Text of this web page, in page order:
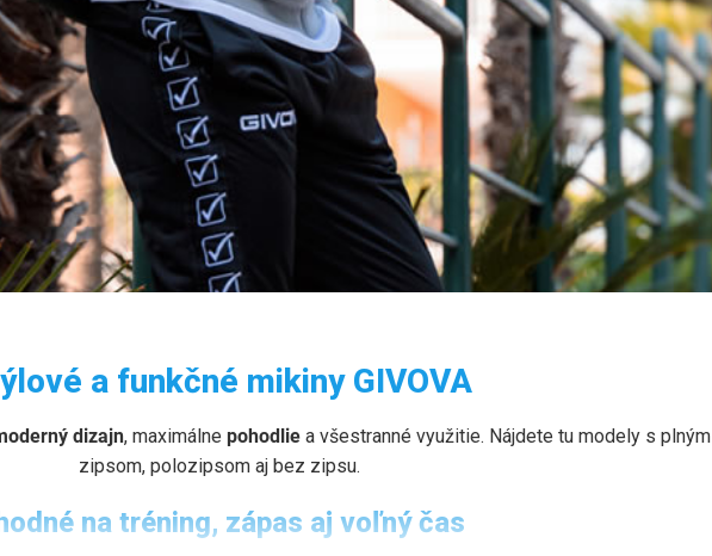
zipsu. Pohodlie a štýl pre mužov, ženy aj deti.
a funkčné mikiny GIVOVA
dizajn, maximálne pohodliea všestranné využitie. Nájdete tu modely s plným
zipsom, polozipsom aj bez zipsu.
na tréning, zápas aj voľný čas